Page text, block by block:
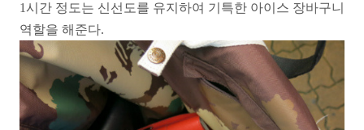
1시간 정도는 신선도를 유지하여 기특한 아이스 장바구니
역할을 해준다.